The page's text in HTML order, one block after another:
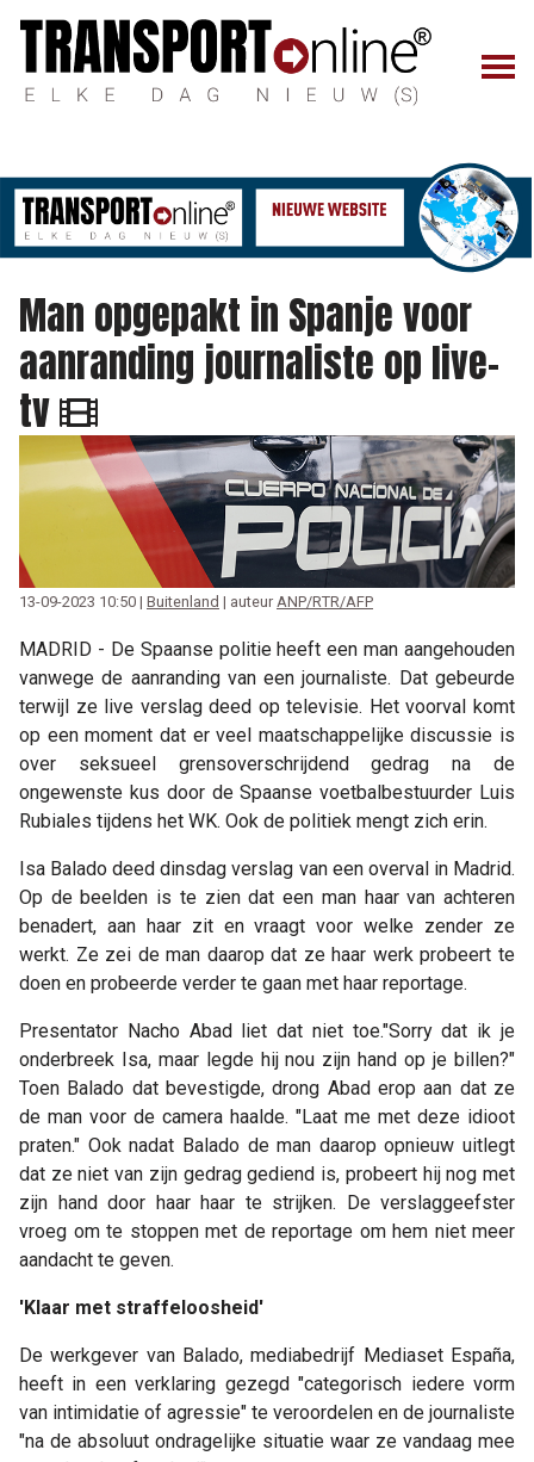
Man opgepakt in Spanje voor
aanranding journaliste op live-
tv
13-09-2023 10:50 | Buitenland | auteur ANP/RTR/AFP
MADRID - De Spaanse politie heeft een man aangehouden
vanwege de aanranding van een journaliste. Dat gebeurde
terwijl ze live verslag deed op televisie. Het voorval komt
op een moment dat er veel maatschappelijke discussie is
over seksueel grensoverschrijdend gedrag na de
ongewenste kus door de Spaanse voetbalbestuurder Luis
Rubiales tijdens het WK. Ook de politiek mengt zich erin.
Isa Balado deed dinsdag verslag van een overval in Madrid.
Op de beelden is te zien dat een man haar van achteren
benadert, aan haar zit en vraagt voor welke zender ze
werkt. Ze zei de man daarop dat ze haar werk probeert te
doen en probeerde verder te gaan met haar reportage.
Presentator Nacho Abad liet dat niet toe."Sorry dat ik je
onderbreek Isa, maar legde hij nou zijn hand op je billen?"
Toen Balado dat bevestigde, drong Abad erop aan dat ze
de man voor de camera haalde. "Laat me met deze idioot
praten." Ook nadat Balado de man daarop opnieuw uitlegt
dat ze niet van zijn gedrag gediend is, probeert hij nog met
zijn hand door haar haar te strijken. De verslaggeefster
vroeg om te stoppen met de reportage om hem niet meer
aandacht te geven.
'Klaar met straffeloosheid'
De werkgever van Balado, mediabedrijf Mediaset España,
heeft in een verklaring gezegd "categorisch iedere vorm
van intimidatie of agressie" te veroordelen en de journaliste
"na de absoluut ondragelijke situatie waar ze vandaag mee